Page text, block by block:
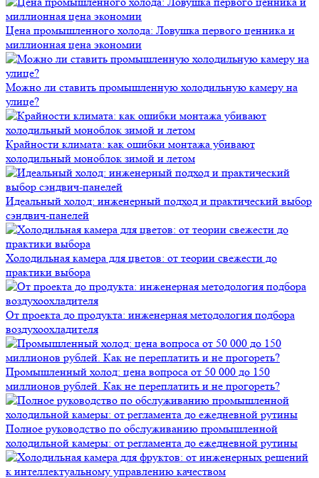
Цена промышленного холода: Ловушка первого ценника и
миллионная цена экономии
Можно ли ставить промышленную холодильную камеру на
улице?
Крайности климата: как ошибки монтажа убивают
холодильный моноблок зимой и летом
Идеальный холод: инженерный подход и практический выбор
сэндвич-панелей
Холодильная камера для цветов: от теории свежести до
практики выбора
От проекта до продукта: инженерная методология подбора
воздухоохладителя
Промышленный холод: цена вопроса от 50 000 до 150
миллионов рублей. Как не переплатить и не прогореть?
Полное руководство по обслуживанию промышленной
холодильной камеры: от регламента до ежедневной рутины